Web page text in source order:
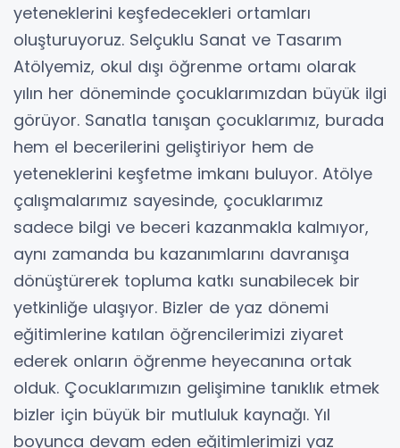
yeteneklerini keşfedecekleri ortamları
oluşturuyoruz. Selçuklu Sanat ve Tasarım
Atölyemiz, okul dışı öğrenme ortamı olarak
yılın her döneminde çocuklarımızdan büyük ilgi
görüyor. Sanatla tanışan çocuklarımız, burada
hem el becerilerini geliştiriyor hem de
yeteneklerini keşfetme imkanı buluyor. Atölye
çalışmalarımız sayesinde, çocuklarımız
sadece bilgi ve beceri kazanmakla kalmıyor,
aynı zamanda bu kazanımlarını davranışa
dönüştürerek topluma katkı sunabilecek bir
yetkinliğe ulaşıyor. Bizler de yaz dönemi
eğitimlerine katılan öğrencilerimizi ziyaret
ederek onların öğrenme heyecanına ortak
olduk. Çocuklarımızın gelişimine tanıklık etmek
bizler için büyük bir mutluluk kaynağı. Yıl
boyunca devam eden eğitimlerimizi yaz